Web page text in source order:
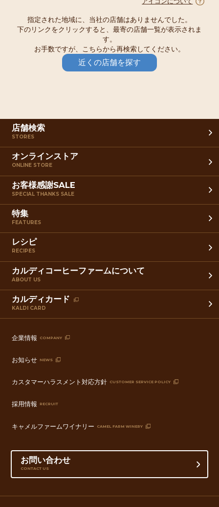
指定された地域に、当社の店舗はありませんでした。
下のリンクをクリックすると、最寄の店舗一覧が表示されま
す。
お手数ですが、こちらから再検索してください。
近くの店舗を探す
店舗検索
STORES
オンラインストア
ONLINE STORE
お客様感謝SALE
SPECIAL THANKS SALE
特集
FEATURES
レシピ
RECIPES
カルディコーヒーファームについて
ABOUT US
カルディカード
KALDI CARD
企業情報 COMPANY
お知らせ NEWS
カスタマーハラスメント対応方針 CUSTOMER SERVICE POLICY
採用情報 RECRUIT
キャメルファームワイナリー CAMEL FARM WINERY
お問い合わせ
CONTACT US